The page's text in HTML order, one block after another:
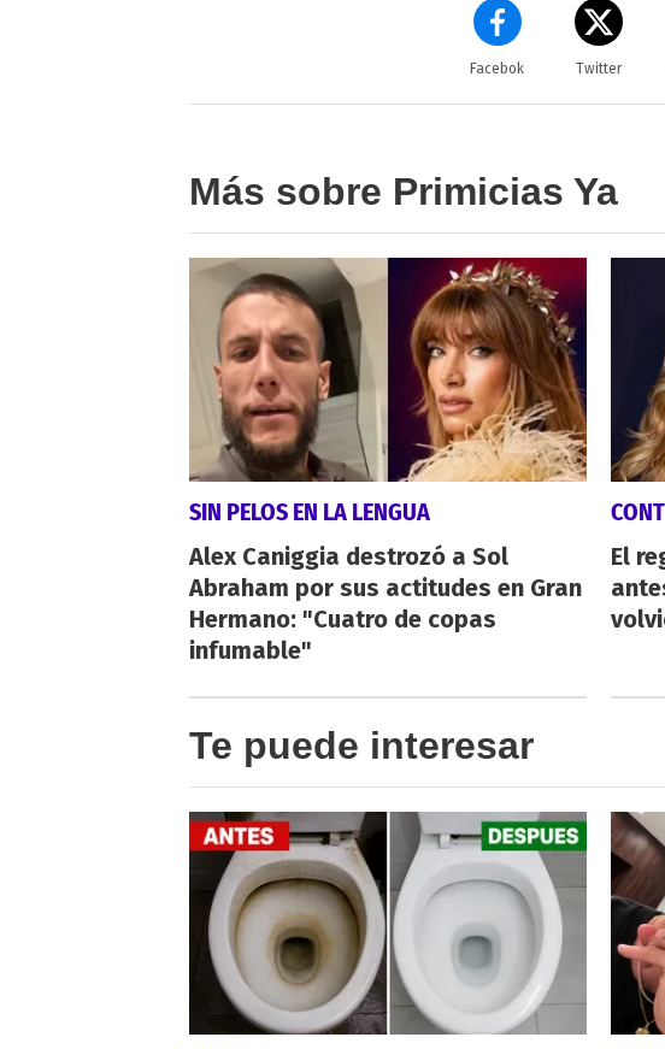
Facebok Twitter
Más sobre Primicias Ya
SIN PELOS EN LA LENGUA
Alex Caniggia destrozó a Sol
Abraham por sus actitudes en Gran
Hermano: "Cuatro de copas
infumable"
El
Te puede interesar